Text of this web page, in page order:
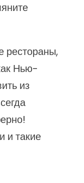
рестораны,
Нью-
из
и такие